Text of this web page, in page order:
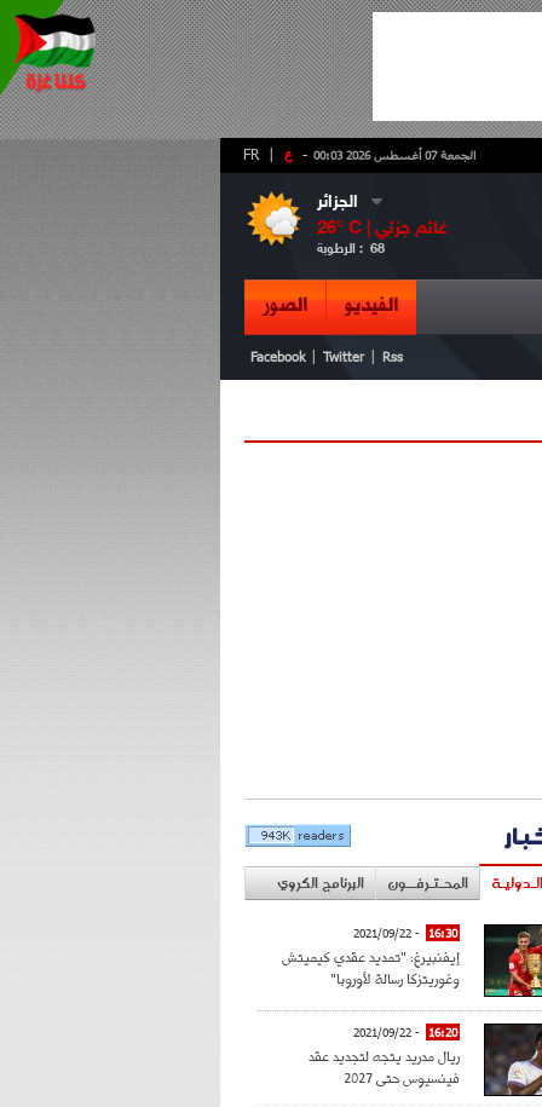
- ع FR الجمعة 07 أغسطس 2026 00:03
الجزائر
26° C | غائم جزئي
الرطوبة : 68
الفيديو الصور
Facebook Twitter Rss
المحـتـرفــون البرنامج الكروي
16:30
- 2021/09/22
إيفنبيرغ: "تمديد عقدي كيميتش
وغوريتزكا رسالة لأوروبا"
16:20
- 2021/09/22
ريال مدريد يتجه لتجديد عقد
فينسيوس حتى 2027